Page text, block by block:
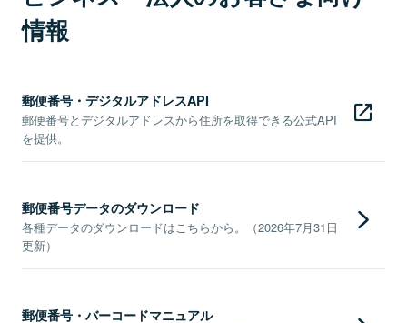
情報
郵便番号・デジタルアドレスAPI
郵便番号とデジタルアドレスから住所を取得できる公式API
を提供。
郵便番号データのダウンロード
各種データのダウンロードはこちらから。（2026年7月31日
更新）
郵便番号・バーコードマニュアル